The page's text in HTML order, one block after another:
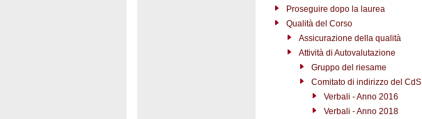
Proseguire dopo la laurea
Qualità del Corso
Assicurazione della qualità
Attività di Autovalutazione
Gruppo del riesame
Comitato di indirizzo del CdS
Verbali - Anno 2016
Verbali - Anno 2018